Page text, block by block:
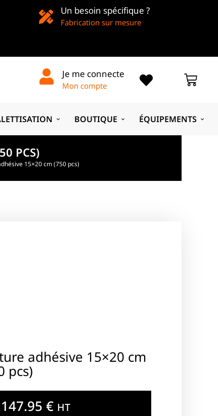
Un besoin spécifique ?
Fabrication sur mesure
Je me connecte
Mon compte
BOUTIQUE ÉQUIPEMENTS
PCS)
15×20 cm (750 pcs)
adhésive 15×20 cm
pcs)
147.95 € HT